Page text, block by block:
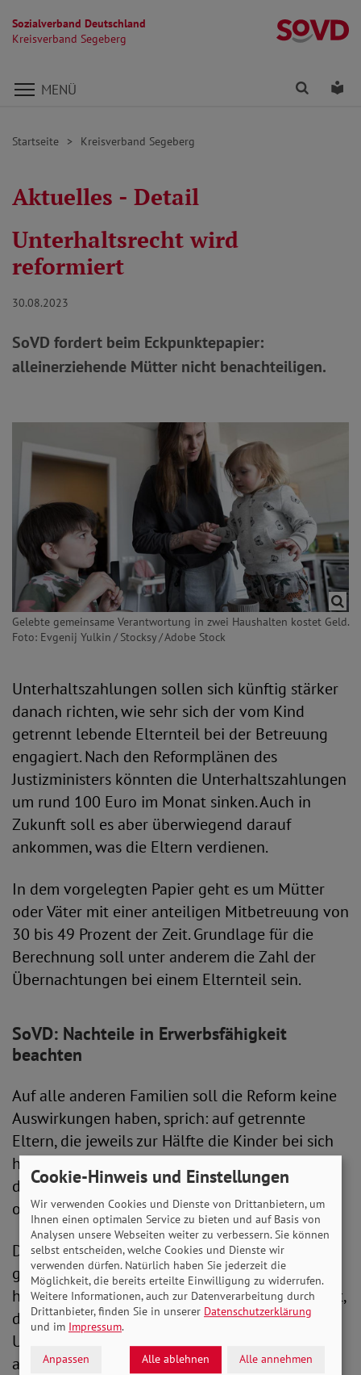
Sozialverband Deutschland
Kreisverband Segeberg
Direkt zu den Inhalten springen
MENÜ Finden
Startseite Kreisverband Segeberg
Aktuelles - Detail
Unterhaltsrecht wird
reformiert
30.08.2023
SoVD fordert beim Eckpunktepapier:
alleinerziehende Mütter nicht benachteiligen.
Gelebte gemeinsame Verantwortung in zwei Haushalten kostet Geld.
Foto: Evgenij Yulkin / Stocksy / Adobe Stock
Unterhaltszahlungen sollen sich künftig stärker
danach richten, wie sehr sich der vom Kind
getrennt lebende Elternteil bei der Betreuung
engagiert. Nach den Reformplänen des
Justizministers könnten die Unterhaltszahlungen
um rund 100 Euro im Monat sinken. Auch in
Zukunft soll es aber überwiegend darauf
ankommen, was die Eltern verdienen.
In dem vorgelegten Papier geht es um Mütter
oder Väter mit einer anteiligen Mitbetreuung von
30 bis 49 Prozent der Zeit. Grundlage für die
Berechnung soll unter anderem die Zahl der
Übernachtungen bei einem Elternteil sein.
SoVD: Nachteile in Erwerbsfähigkeit
beachten
Auf alle anderen Familien soll die Reform keine
Auswirkungen haben, sprich: auf getrennte
Eltern, die jeweils zur Hälfte die Kinder bei sich
haben, oder Alleinerziehenden-Familien, in
denen die Mütter oder Väter die Kinder allein
oder weit überwiegend betreuen.
Der SoVD hat sich bereits zu den Plänen
geäußert: „Die Lebensrealitäten von Familien
haben sich in den letzten Jahrzehnten verändert,
darum ist es richtig, das überholte
Unterhaltsrecht zu überprüfen – so steht es ja
auch im Koalitionsvertrag“, stellt die SoVD-
Cookie-Hinweis und Einstellungen
Wir verwenden Cookies und Dienste von Drittanbietern, um
Ihnen einen optimalen Service zu bieten und auf Basis von
Analysen unsere Webseiten weiter zu verbessern. Sie können
selbst entscheiden, welche Cookies und Dienste wir
verwenden dürfen. Natürlich haben Sie jederzeit die
Möglichkeit, die bereits erteilte Einwilligung zu widerrufen.
Weitere Informationen, auch zur Datenverarbeitung durch
Drittanbieter, finden Sie in unserer Datenschutzerklärung
und im Impressum.
Anpassen Alle ablehnen Alle annehmen